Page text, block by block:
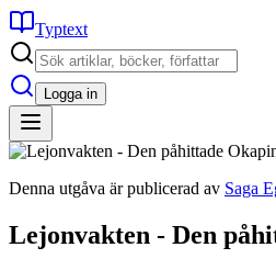
Typtext
Logga in
Denna utgåva är publicerad av Saga
Lejonvakten - Den